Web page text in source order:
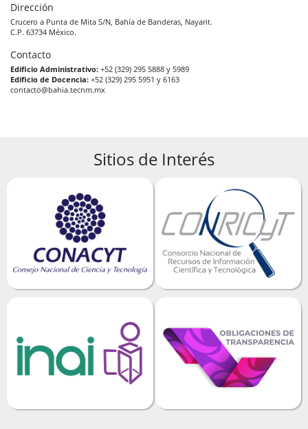
Dirección
Crucero a Punta de Mita S/N, Bahía de Banderas, Nayarit.
C.P. 63734 México.
Contacto
Edificio Administrativo: +52 (329) 295 5888 y 5989
Edificio de Docencia: +52 (329) 295 5951 y 6163
contacto@bahia.tecnm.mx
Sitios de Interés